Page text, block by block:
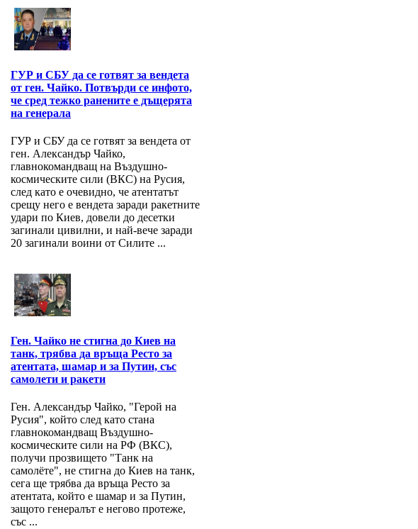
ГУР и СБУ да се готвят за вендета
от ген. Чайко. Потвърди се инфото,
че сред тежко ранените е дъщерята
на генерала
ГУР и СБУ да се готвят за вендета от
ген. Александър Чайко,
главнокомандващ на Въздушно-
космическите сили (ВКС) на Русия,
след като е очевидно, че атентатът
срещу него е вендета заради ракетните
удари по Киев, довели до десетки
загинали цивилни, и най-вече заради
20 загинали воини от Силите ...
Ген. Чайко не стигна до Киев на
танк, трябва да връща Ресто за
атентата, шамар и за Путин, със
самолети и ракети
Ген. Александър Чайко, "Герой на
Русия", който след като стана
главнокомандващ Въздушно-
космическите сили на РФ (ВКС),
получи прозвището "Танк на
самолёте", не стигна до Киев на танк,
сега ще трябва да връща Ресто за
атентата, който е шамар и за Путин,
защото генералът е негово протеже,
със ...